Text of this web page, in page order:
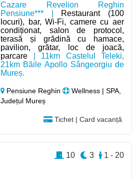
Cazare Revelion Reghin
Pensiune*** | Restaurant (100
locuri), bar, Wi-Fi, camere cu aer
condiționat, salon de protocol,
terasă și grădină cu hamace,
pavilion, grătar, loc de joacă,
parcare | 11km Castelul Teleki,
21km Băile Apollo Sângeorgiu de
Mureș.
Pensiune Reghin
Wellness | SPA,
Județul Mureș
Tichet | Card vacanță
1 - 20
3
10